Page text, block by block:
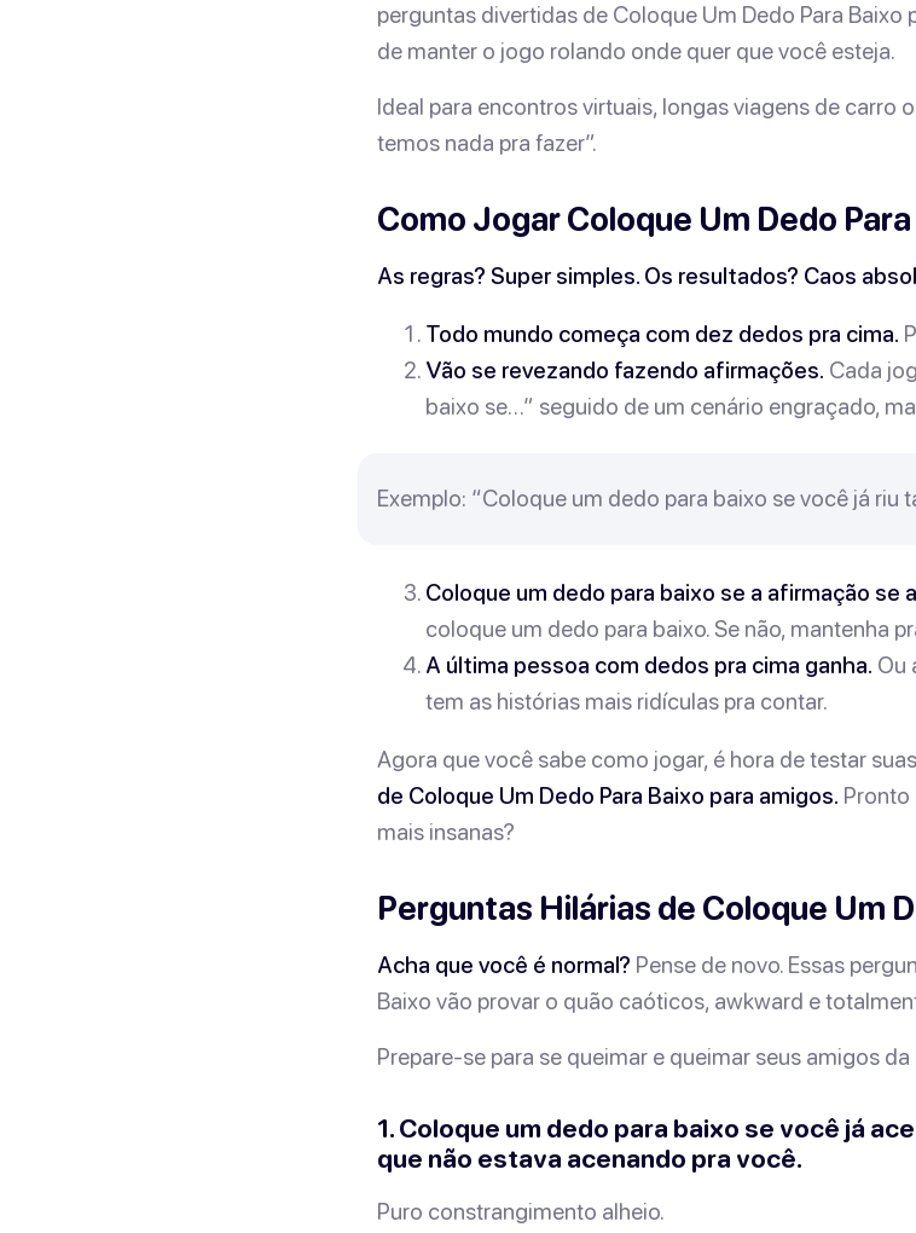
perguntas divertidas de Coloque Um Dedo Para Baixo
de manter o jogo rolando onde quer que você esteja.
Ideal para encontros virtuais, longas viagens de carro
temos nada pra fazer”.
Como Jogar Coloque Um Dedo
As regras? Super simples. Os resultados? Caos
Todo mundo começa com dez dedos pra cima.
Vão se revezando fazendo afirmações. Cada
baixo se…” seguido de um cenário engraçado,
Exemplo: “Coloque um dedo para baixo se você já riu
Coloque um dedo para baixo se a afirmação se
coloque um dedo para baixo. Se não, mantenha
A última pessoa com dedos pra cima ganha. Ou
tem as histórias mais ridículas pra contar.
Agora que você sabe como jogar, é hora de testar
de Coloque Um Dedo Para Baixo para amigos. Pronto
mais insanas?
Perguntas Hilárias de Coloque Um
Acha que você é normal? Pense de novo. Essas
Baixo vão provar o quão caóticos, awkward e
Prepare-se para se queimar e queimar seus amigos
1. Coloque um dedo para baixo se você já
que não estava acenando pra você.
Puro constrangimento alheio.